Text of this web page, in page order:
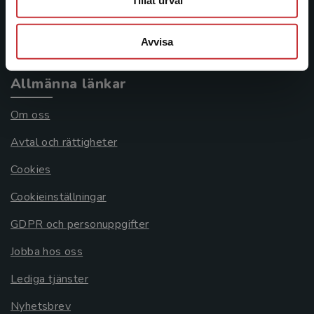
Avvisa
Köpvillkor
Allmänna länkar
Om oss
Avtal och rättigheter
Cookies
Cookieinställningar
GDPR och personuppgifter
Jobba hos oss
Lediga tjänster
Nyhetsbrev